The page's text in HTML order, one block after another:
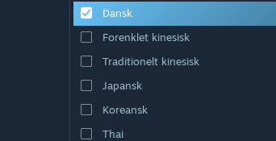
Dansk
Forenklet kinesisk
Traditionelt kinesisk
Japansk
Koreansk
Thai